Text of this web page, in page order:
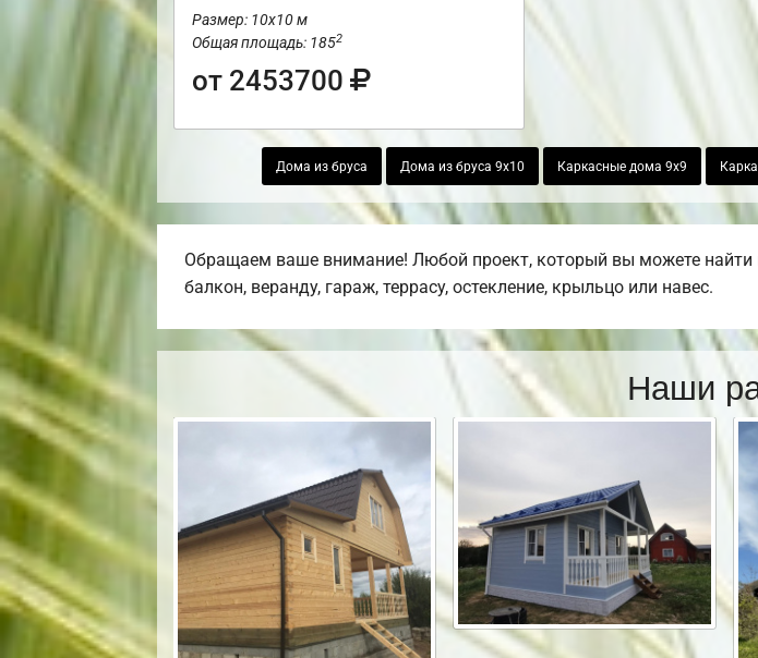
Размер: 10х10 м
Общая площадь: 1852
от 2453700
Дома из бруса Дома из бруса 9х10 Каркасные дома 9х9
Обращаем ваше внимание! Любой проект, который вы можете
балкон, веранду, гараж, террасу, остекление, крыльцо или навес.
Наши